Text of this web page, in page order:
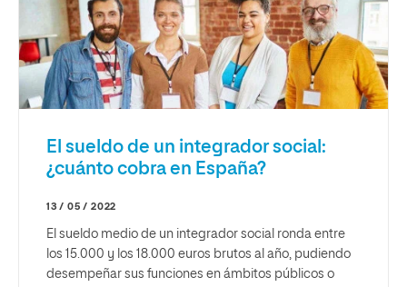
El sueldo de un integrador social:
¿cuánto cobra en España?
13 / 05 / 2022
El sueldo medio de un integrador social ronda entre
los 15.000 y los 18.000 euros brutos al año, pudiendo
desempeñar sus funciones en ámbitos públicos o